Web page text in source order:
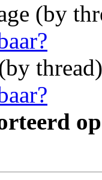
(by